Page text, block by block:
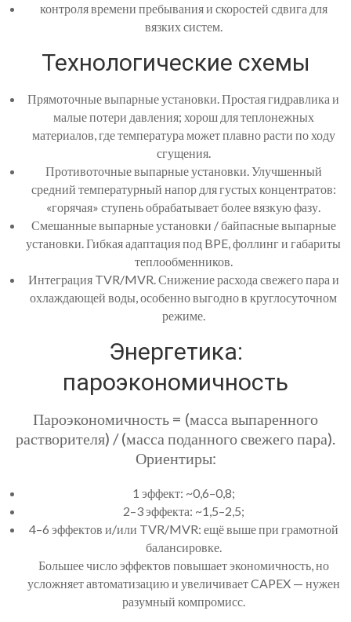
контроля времени пребывания и скоростей сдвига для
вязких систем.
Технологические схемы
Прямоточные выпарные установки. Простая гидравлика и
малые потери давления; хорош для теплонежных
материалов, где температура может плавно расти по ходу
сгущения.
Противоточные выпарные установки. Улучшенный
средний температурный напор для густых концентратов:
«горячая» ступень обрабатывает более вязкую фазу.
Смешанные выпарные установки / байпасные выпарные
установки. Гибкая адаптация под BPE, фоллинг и габариты
теплообменников.
Интеграция TVR/MVR. Снижение расхода свежего пара и
охлаждающей воды, особенно выгодно в круглосуточном
режиме.
Энергетика:
пароэкономичность
Пароэкономичность = (масса выпаренного
растворителя) / (масса поданного свежего пара).
Ориентиры:
1 эффект: ~0,6–0,8;
2–3 эффекта: ~1,5–2,5;
4–6 эффектов и/или TVR/MVR: ещё выше при грамотной
балансировке.
Большее число эффектов повышает экономичность, но
усложняет автоматизацию и увеличивает CAPEX — нужен
разумный компромисс.